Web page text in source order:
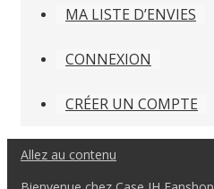
MA LISTE D’ENVIES
CONNEXION
CRÉER UN COMPTE
Allez au contenu